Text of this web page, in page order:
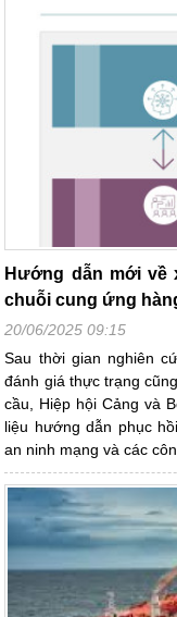
Hướng dẫn mới về
chuỗi cung ứng
20/06/2025 09:15
Sau thời gian nghiên
đánh giá thực trạng
cầu, Hiệp hội Cảng và
liệu hướng dẫn phục
an ninh mạng và các